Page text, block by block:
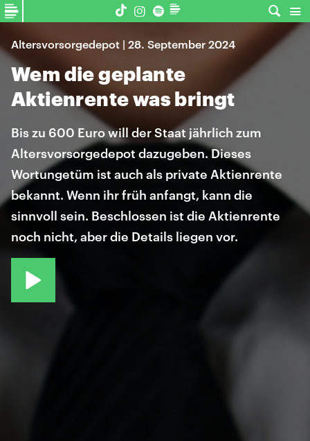
Altersvorsorgedepot | 28. September 2024
Wem die geplante
Aktienrente was bringt
Bis zu 600 Euro will der Staat jährlich zum
Altersvorsorgedepot dazugeben. Dieses
Wortungetüm ist auch als private Aktienrente
bekannt. Wenn ihr früh anfangt, kann die
sinnvoll sein. Beschlossen ist die Aktienrente
noch nicht, aber die Details liegen vor.